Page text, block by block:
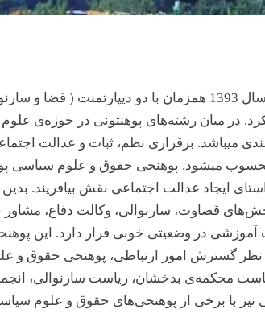
دانشگاه بدخشان برگزار
به فعالیت آغاز کرد. در میان رشته‌های پوهنتونی
بلندی می­باشد. برقراری نظم، ثبات و عدالت
می­شود. پوهنحی­ حقوق و علوم سیاسی
ایجاد عدالت اجتماعی نقش بیافریند. بدین
آموزشی در وضعیتی خوبی قرار دارد. این
نظر گسترش امور ارتباطی، پوهنحی­ حقوق و
محکمه­‌ی بدخشان، ریاست سارنوالی،